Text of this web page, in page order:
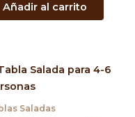
Añadir al carrito
Saladas